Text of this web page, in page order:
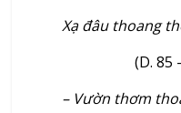
Xạ đâu thoang
(D. 85
– Vườn thơm